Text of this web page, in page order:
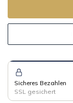
Sicheres Bezahlen
SSL gesichert